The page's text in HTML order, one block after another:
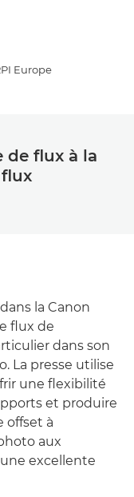
Europe
de flux à la
la Canon
flux de
dans son
La presse utilise
une flexibilité
et produire
offset à
aux
excellente